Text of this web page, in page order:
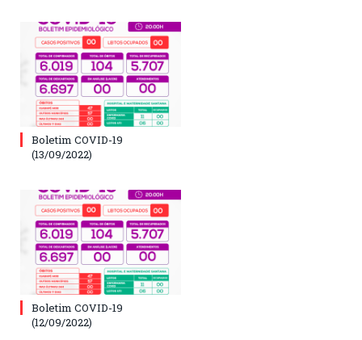
Boletim COVID-19
(13/09/2022)
Boletim COVID-19
(12/09/2022)